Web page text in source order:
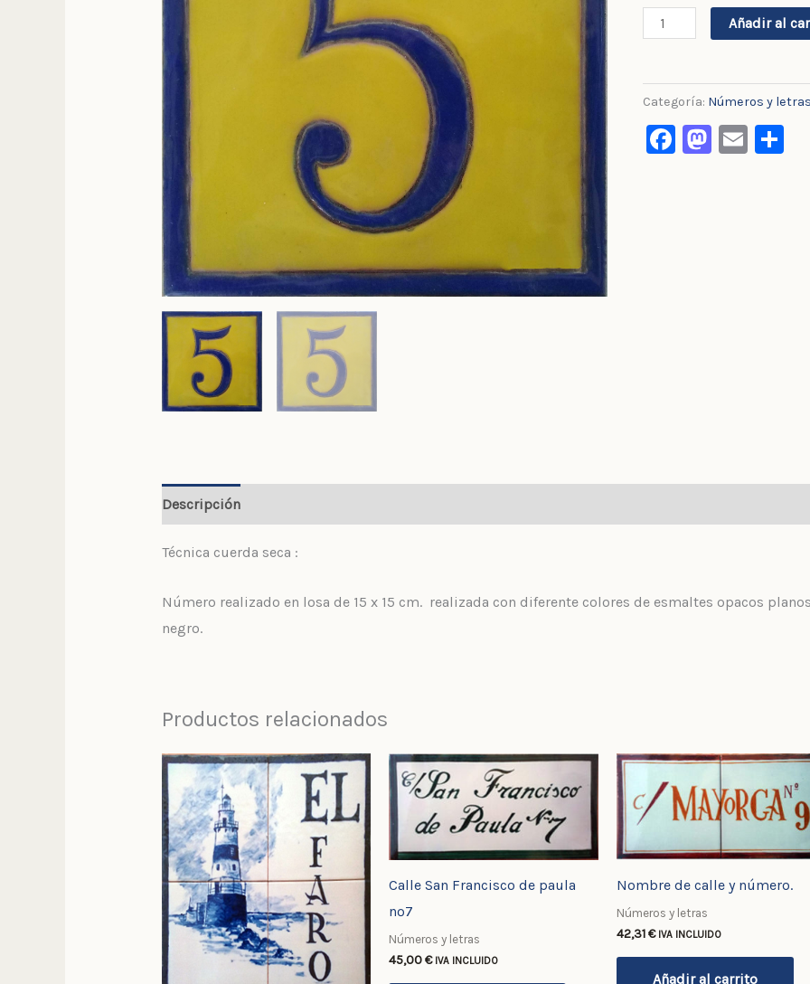
Añadir al
Categoría: Números y letras
Facebook
Email
Descripción
Técnica cuerda seca :
Número realizado en losa de 15 x 15 cm. realizada con diferente colores de esmaltes opacos
negro.
Productos relacionados
Calle San Francisco de paula
nº7
Números y letras
45,00€ IVA INCLUIDO
Nombre de calle y número.
Números y letras
42,31€ IVA INCLUIDO
Añadir al carrito